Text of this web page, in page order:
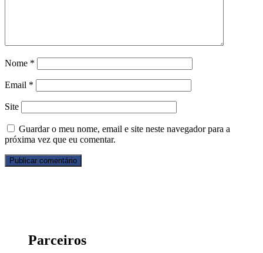
Nome *
Email *
Site
Guardar o meu nome, email e site neste navegador para a
próxima vez que eu comentar.
Parceiros